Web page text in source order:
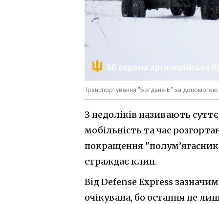
Транспортування "Богдана-Б" за
З недоліків називають
мобільність та час
покращення
страждає клин.
Від Defense Express
очікувана, бо остання не